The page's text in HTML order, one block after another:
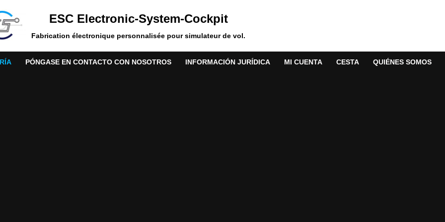
ESC Electronic-System-Cockpit
Fabrication électronique personnalisée pour simulateur de vol.
PÓNGASE EN CONTACTO CON NOSOTROS INFORMACIÓN JURÍDICA MI CUENTA CESTA QUIÉNES SOMOS